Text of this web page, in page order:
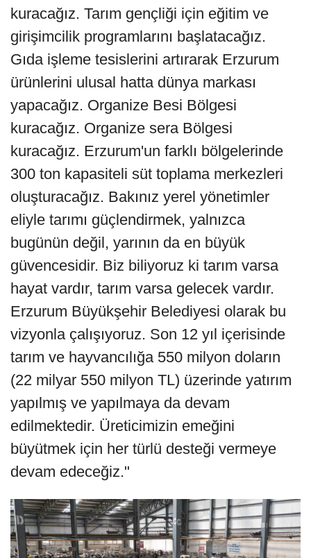
kuracağız. Tarım gençliği için eğitim ve
girişimcilik programlarını başlatacağız.
Gıda işleme tesislerini artırarak Erzurum
ürünlerini ulusal hatta dünya markası
yapacağız. Organize Besi Bölgesi
kuracağız. Organize sera Bölgesi
kuracağız. Erzurum'un farklı bölgelerinde
300 ton kapasiteli süt toplama merkezleri
oluşturacağız. Bakınız yerel yönetimler
eliyle tarımı güçlendirmek, yalnızca
bugünün değil, yarının da en büyük
güvencesidir. Biz biliyoruz ki tarım varsa
hayat vardır, tarım varsa gelecek vardır.
Erzurum Büyükşehir Belediyesi olarak bu
vizyonla çalışıyoruz. Son 12 yıl içerisinde
tarım ve hayvancılığa 550 milyon doların
(22 milyar 550 milyon TL) üzerinde yatırım
yapılmış ve yapılmaya da devam
edilmektedir. Üreticimizin emeğini
büyütmek için her türlü desteği vermeye
devam edeceğiz."